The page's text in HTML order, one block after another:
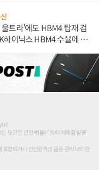
트라'에도 HBM4 탑재 검
하이닉스 HBM4 수율에 주
댓글은 관련 법률에 의해 제재를 받을
포함되거나 인신공격성 글은 관리자의 판